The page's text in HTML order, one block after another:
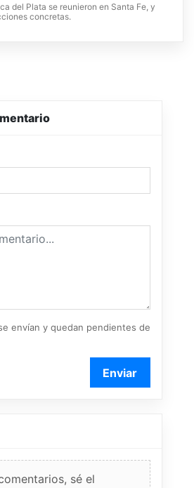
del Plata se reunieron en Santa Fe, y
concretas.
envían y quedan pendientes de
Enviar
sé el